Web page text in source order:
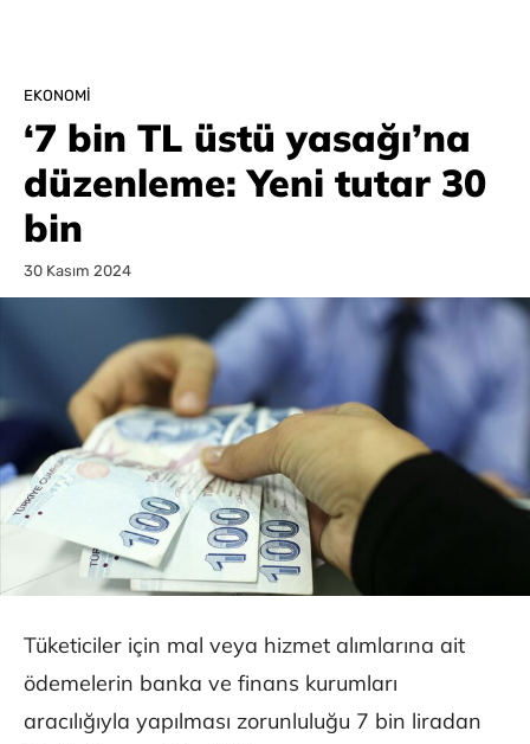
EKONOMI
‘7 bin TL üstü yasağı’na
düzenleme: Yeni tutar 30
bin
30 Kasım 2024
Tüketiciler için mal veya hizmet alımlarına ait
ödemelerin banka ve finans kurumları
aracılığıyla yapılması zorunluluğu 7 bin liradan